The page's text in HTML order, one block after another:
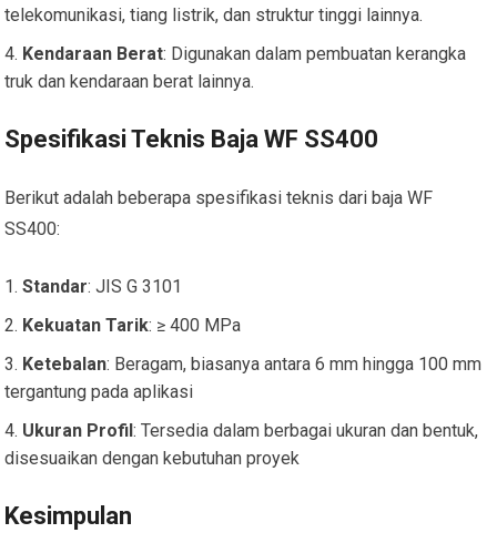
telekomunikasi, tiang listrik, dan struktur tinggi lainnya.
Kendaraan Berat: Digunakan dalam pembuatan kerangka
truk dan kendaraan berat lainnya.
Spesifikasi Teknis Baja WF SS400
Berikut adalah beberapa spesifikasi teknis dari baja WF
SS400:
Standar: JIS G 3101
Kekuatan Tarik: ≥ 400 MPa
Ketebalan: Beragam, biasanya antara 6 mm hingga 100 mm
tergantung pada aplikasi
Ukuran Profil: Tersedia dalam berbagai ukuran dan bentuk,
disesuaikan dengan kebutuhan proyek
Kesimpulan